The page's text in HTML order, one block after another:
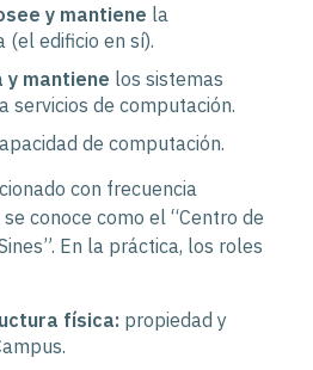
y mantiene la
edificio en sí).
y mantiene los sistemas
servicios de computación.
de computación.
con frecuencia
conoce como el “Centro de
En la práctica, los roles
física: propiedad y